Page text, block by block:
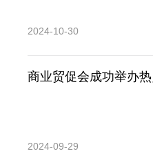
2024-10-30
商业贸促会成功举办
2024-09-29